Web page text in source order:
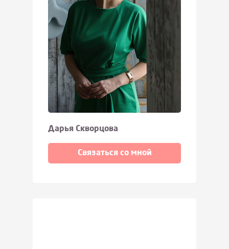
Дарья Скворцова
Связаться со мной